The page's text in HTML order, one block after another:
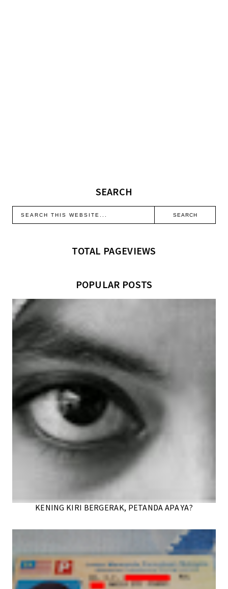
SEARCH
TOTAL PAGEVIEWS
POPULAR POSTS
KENING KIRI BERGERAK, PETANDA APA YA?